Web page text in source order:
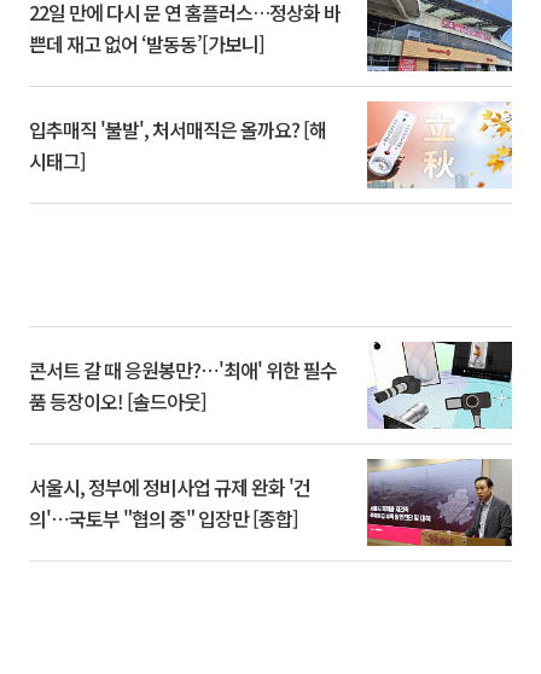
22일 만에 다시 문 연 홈플러스…정상화 바
쁜데 재고 없어 ‘발동동’[가보니]
입추매직 '불발', 처서매직은 올까요? [해
시태그]
콘서트 갈 때 응원봉만?⋯'최애' 위한 필수
품 등장이오! [솔드아웃]
서울시, 정부에 정비사업 규제 완화 '건
의'⋯국토부 "협의 중" 입장만 [종합]